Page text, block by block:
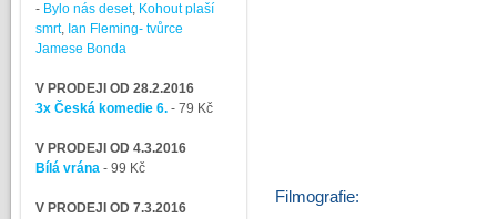
- Bylo nás deset, Kohout plaší
smrt, Ian Fleming- tvůrce
Jamese Bonda
V PRODEJI OD 28.2.2016
3x Česká komedie 6. - 79 Kč
V PRODEJI OD 4.3.2016
Bílá vrána- 99 Kč
V PRODEJI OD 7.3.2016
Filmografie: